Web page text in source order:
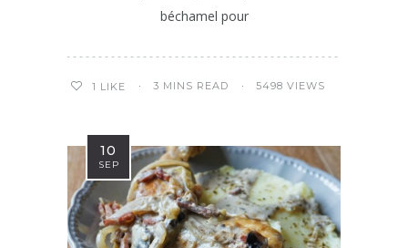
béchamel pour
1 LIKE 3 MINS READ 5498 VIEWS
10
SEP